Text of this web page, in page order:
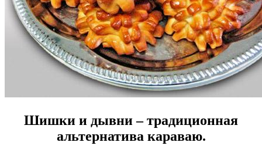
Шишки и дывни – традиционная
альтернатива караваю.